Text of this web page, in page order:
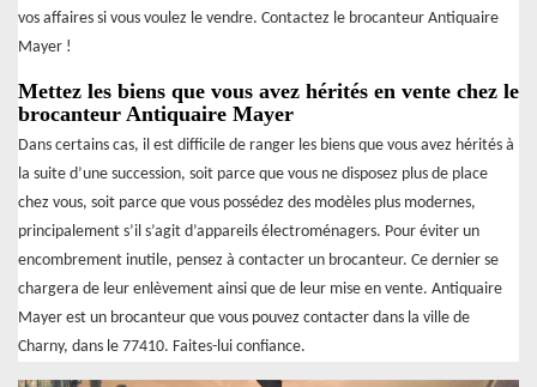
vos affaires si vous voulez le vendre. Contactez le brocanteur Antiquaire
Mayer !
Mettez les biens que vous avez hérités en vente chez le
brocanteur Antiquaire Mayer
Dans certains cas, il est difficile de ranger les biens que vous avez hérités à
la suite d’une succession, soit parce que vous ne disposez plus de place
chez vous, soit parce que vous possédez des modèles plus modernes,
principalement s’il s’agit d’appareils électroménagers. Pour éviter un
encombrement inutile, pensez à contacter un brocanteur. Ce dernier se
chargera de leur enlèvement ainsi que de leur mise en vente. Antiquaire
Mayer est un brocanteur que vous pouvez contacter dans la ville de
Charny, dans le 77410. Faites-lui confiance.